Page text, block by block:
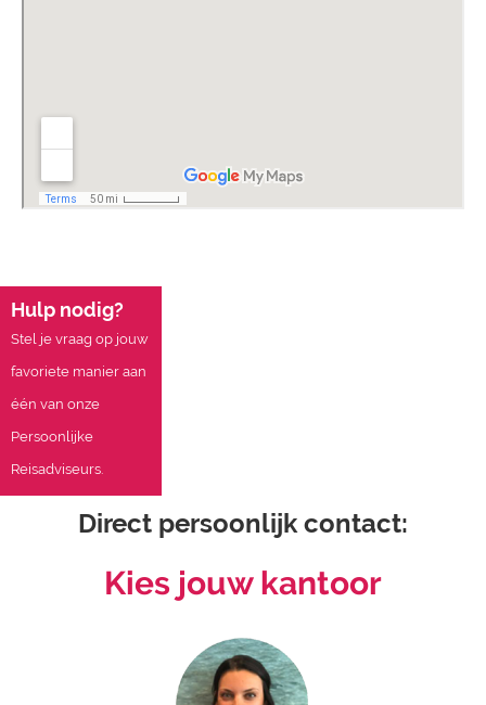
Hulp nodig?
Stel je vraag op jouw
favoriete manier aan
één van onze
Persoonlijke
Reisadviseurs.
Direct persoonlijk contact:
Kies jouw kantoor